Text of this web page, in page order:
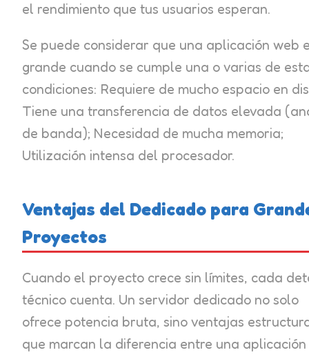
el rendimiento que tus usuarios esperan.
Se puede considerar que una aplicación web
grande cuando se cumple una o varias de
condiciones: Requiere de mucho espacio en
Tiene una transferencia de datos elevada
de banda); Necesidad de mucha memoria;
Utilización intensa del procesador.
Ventajas del Dedicado para
Proyectos
Cuando el proyecto crece sin límites, cada
técnico cuenta. Un servidor dedicado no solo
ofrece potencia bruta, sino ventajas
que marcan la diferencia entre una aplicación